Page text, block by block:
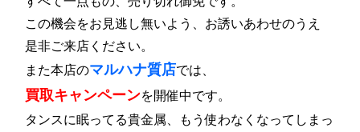
この機会をお見逃し無いよう、お誘いあわせのうえ
是非ご来店ください。
また本店のマルハナ質店では、
買取キャンペーンを開催中です。
タンスに眠ってる貴金属、もう使わなくなってしまっ